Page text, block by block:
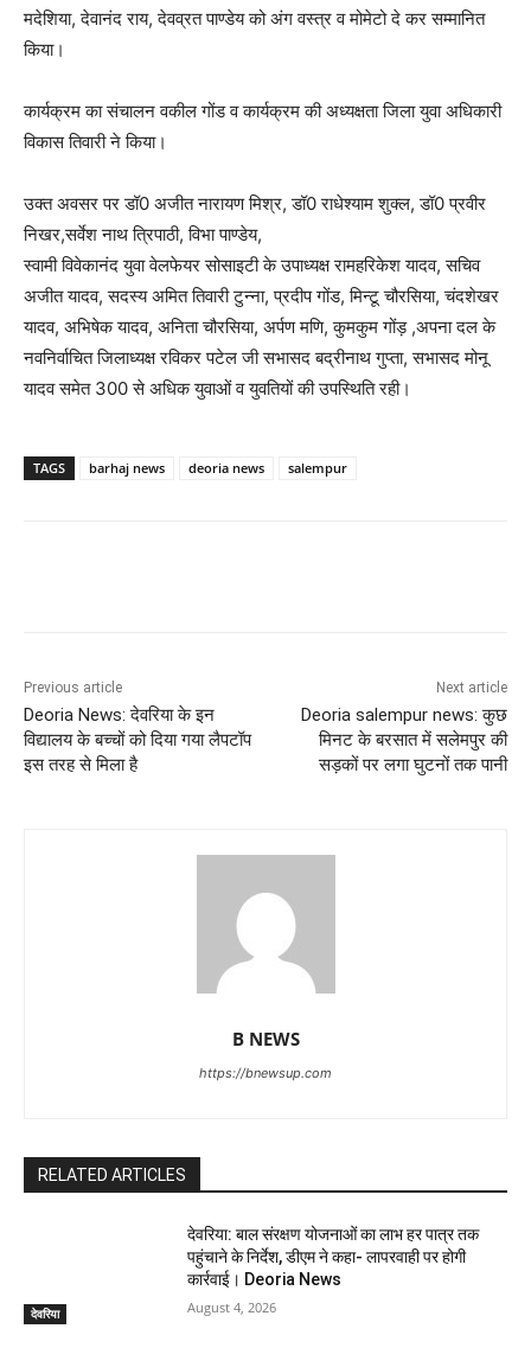
मदेशिया, देवानंद राय, देवव्रत पाण्डेय को अंग वस्त्र व मोमेटो दे कर सम्मानित
किया।
कार्यक्रम का संचालन वकील गोंड व कार्यक्रम की अध्यक्षता जिला युवा अधिकारी
विकास तिवारी ने किया।
उक्त अवसर पर डॉ0 अजीत नारायण मिश्र, डॉ0 राधेश्याम शुक्ल, डॉ0 प्रवीर
निखर,सर्वेश नाथ त्रिपाठी, विभा पाण्डेय,
स्वामी विवेकानंद युवा वेलफेयर सोसाइटी के उपाध्यक्ष रामहरिकेश यादव, सचिव
अजीत यादव, सदस्य अमित तिवारी टुन्ना, प्रदीप गोंड, मिन्टू चौरसिया, चंदशेखर
यादव, अभिषेक यादव, अनिता चौरसिया, अर्पण मणि, कुमकुम गोंड़ ,अपना दल के
नवनिर्वाचित जिलाध्यक्ष रविकर पटेल जी सभासद बद्रीनाथ गुप्ता, सभासद मोनू
यादव समेत 300 से अधिक युवाओं व युवतियों की उपस्थिति रही।
TAGS barhaj news deoria news salempur
Previous article
Deoria News: देवरिया के इन
विद्यालय के बच्चों को दिया गया लैपटॉप
इस तरह से मिला है
Next article
Deoria salempur news: कुछ
मिनट के बरसात में सलेमपुर की
सड़कों पर लगा घुटनों तक पानी
B NEWS
https://bnewsup.com
RELATED ARTICLES
देवरिया
देवरिया: बाल संरक्षण योजनाओं का लाभ हर पात्र तक
पहुंचाने के निर्देश, डीएम ने कहा- लापरवाही पर होगी
कार्रवाई। Deoria News
August 4, 2026